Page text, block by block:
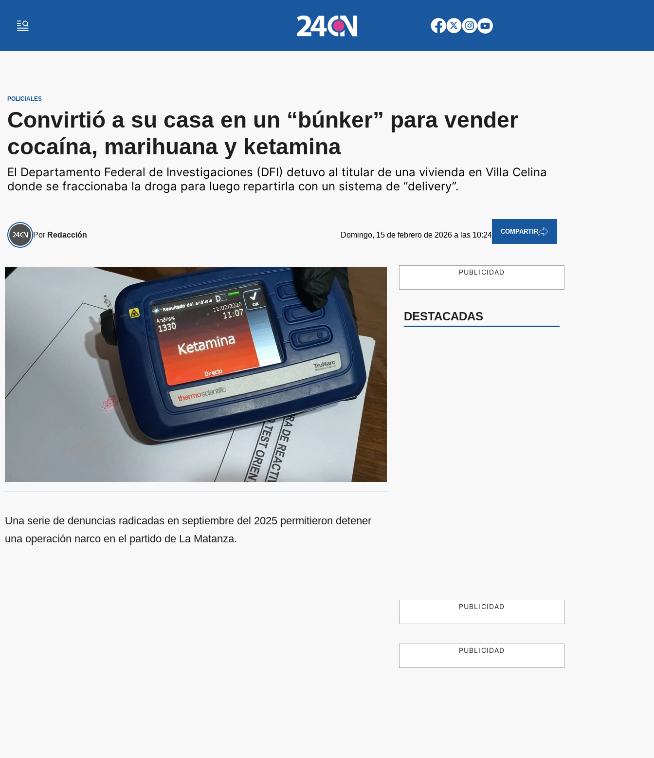
POLICIALES
Convirtió a su casa en un “búnker” para vender
cocaína, marihuana y ketamina
El Departamento Federal de Investigaciones (DFI) detuvo al titular de una vivienda en Villa Celina
donde se fraccionaba la droga para luego repartirla con un sistema de “delivery”.
Por Redacción Domingo, 15 de febrero de 2026 a las 10:24 COMPARTIR
Una serie de denuncias radicadas en septiembre del 2025 permitieron detener
una operación narco en el partido de La Matanza.
PUBLICIDAD
DESTACADAS
PUBLICIDAD
PUBLICIDAD